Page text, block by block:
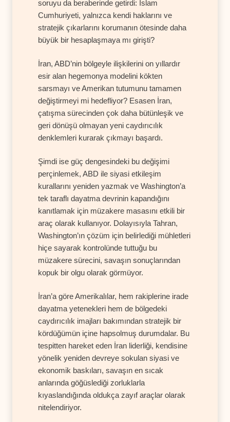
soruyu da beraberinde getirdi: İslam
Cumhuriyeti, yalnızca kendi haklarını ve
stratejik çıkarlarını korumanın ötesinde daha
büyük bir hesaplaşmaya mı girişti?
İran, ABD’nin bölgeyle ilişkilerini on yıllardır
esir alan hegemonya modelini kökten
sarsmayı ve Amerikan tutumunu tamamen
değiştirmeyi mi hedefliyor? Esasen İran,
çatışma sürecinden çok daha bütünleşik ve
geri dönüşü olmayan yeni caydırıcılık
denklemleri kurarak çıkmayı başardı.
Şimdi ise güç dengesindeki bu değişimi
perçinlemek, ABD ile siyasi etkileşim
kurallarını yeniden yazmak ve Washington’a
tek taraflı dayatma devrinin kapandığını
kanıtlamak için müzakere masasını etkili bir
araç olarak kullanıyor. Dolayısıyla Tahran,
Washington’ın çözüm için belirlediği mühletleri
hiçe sayarak kontrolünde tuttuğu bu
müzakere sürecini, savaşın sonuçlarından
kopuk bir olgu olarak görmüyor.
İran’a göre Amerikalılar, hem rakiplerine irade
dayatma yetenekleri hem de bölgedeki
caydırıcılık imajları bakımından stratejik bir
kördüğümün içine hapsolmuş durumdalar. Bu
tespitten hareket eden İran liderliği, kendisine
yönelik yeniden devreye sokulan siyasi ve
ekonomik baskıları, savaşın en sıcak
anlarında göğüslediği zorluklarla
kıyaslandığında oldukça zayıf araçlar olarak
nitelendiriyor.